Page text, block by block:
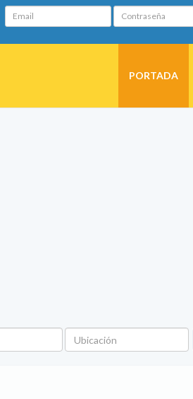
Email Contraseña
PORTADA
Ubicación